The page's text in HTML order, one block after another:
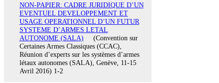
NON-PAPIER: CADRE JURIDIQUE D’UN
EVENTUEL DEVELOPPEMENT ET
USAGE OPERATIONNEL D’UN FUTUR
SYSTEME D’ARMES LETAL
AUTONOME (SALA)
(Convention sur
Certaines Armes Classiques (CCAC),
Réunion d’experts sur les systèmes d’armes
létaux autonomes (SALA), Genève, 11-15
Avril 2016) 1-2